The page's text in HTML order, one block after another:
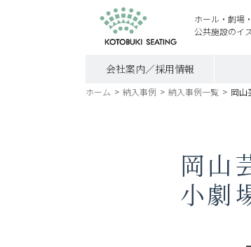
ホール・劇場
公共施設のイ
会社案内／採用情報
ホーム > 納入事例 > 納入事例一覧 > 岡山
岡山
小劇